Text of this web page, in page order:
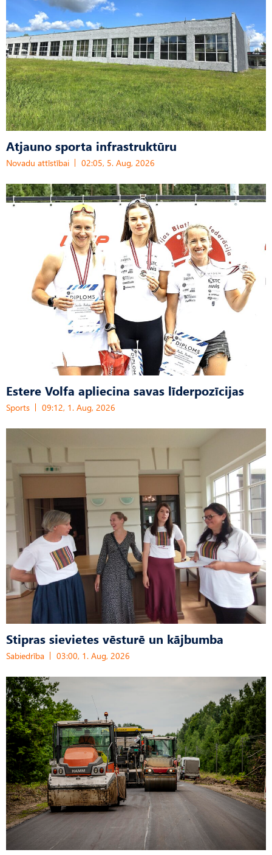
Atjauno sporta infrastruktūru
Novadu attīstībai 02:05, 5. Aug, 2026
Estere Volfa apliecina savas līderpozīcijas
Sports 09:12, 1. Aug, 2026
Stipras sievietes vēsturē un kājbumba
Sabiedrība 03:00, 1. Aug, 2026